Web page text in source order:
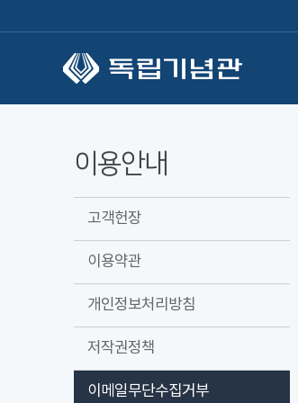
이용안내
고객헌장
이용약관
개인정보처리방침
저작권정책
이메일무단수집거부